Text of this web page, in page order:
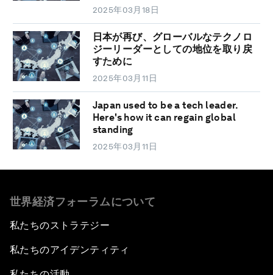
2025年03月18日
日本が再び、グローバルなテクノロ
ジーリーダーとしての地位を取り戻
すために
2025年03月11日
Japan used to be a tech leader.
Here's how it can regain global
standing
2025年03月11日
世界経済フォーラムについて
私たちのストラテジー
私たちのアイデンティティ